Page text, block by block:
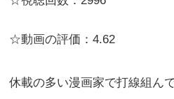
☆動画の評価：4.62
休載の多い漫画家で打線組ん